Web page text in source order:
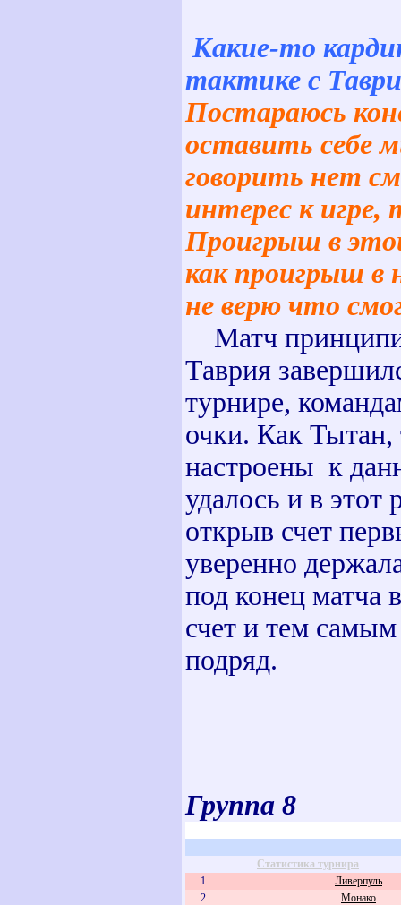
Какие-то
тактике с
Постараюсь
оставить себе
говорить нет
интерес к игре,
Проигрыш в
как проигрыш в
не верю что
Матч
Таврия
турнире,
очки. Как Тытан,
настроены к
удалось и в
открыв счет
уверенно
под конец матча
счет и тем
подряд.
Группа 8
Статистика турнира
1
Ливерпуль
2
Монако